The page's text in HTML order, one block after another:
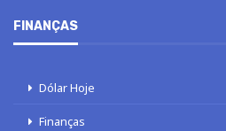
FINANÇAS
Dólar Hoje
Finanças